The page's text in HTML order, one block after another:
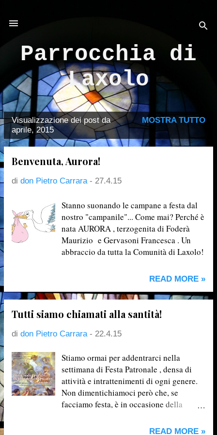
Parrocchia di
Laxolo
P
o
Visualizzazione dei post da
aprile, 2015
MOSTRA TUTTO
Benvenuta, Aurora!
di don Pietro Carrara - 27.4.15
Stanno suonando le campane a festa dal
nostro "campanile"... Come mai? Perché è
nata AURORA , terzogenita di Foderà
Maurizio e Gervasoni Francesca . Un
abbraccio da tutta la Comunità di Laxolo!
READ MORE »
Tutti siamo chiamati alla santità!
di don Pietro Carrara - 22.4.15
Stiamo ormai per addentrarci nella
settimana di Festa Patronale , densa di
attività e intrattenimenti di ogni genere.
Non dimentichiamoci però che, se
facciamo festa, è in occasione della
Ecco perché non può mancare (oltre alle
READ MORE »